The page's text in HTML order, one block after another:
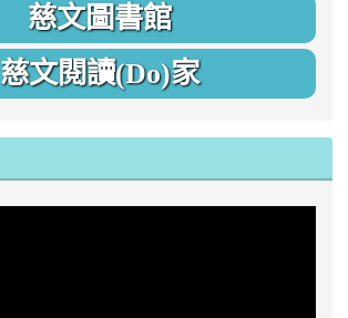
慈文圖書館
慈文閱讀(Do)家